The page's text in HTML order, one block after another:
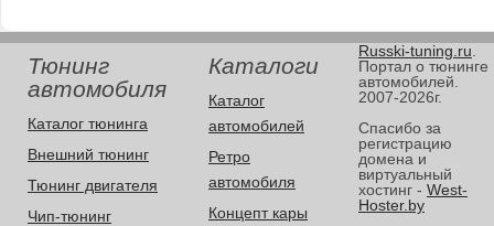
Тюнинг
автомобиля
Каталог тюнинга
Внешний тюнинг
Тюнинг двигателя
Чип-тюнинг
Каталоги
Каталог
автомобилей
Ретро
автомобиля
Концепт кары
Russki-tuning.ru
Портал о тюнинге
автомобилей.
2007-2026г.
Спасибо за
регистрацию
домена и
виртуальный
хостинг - West-
Hoster.by